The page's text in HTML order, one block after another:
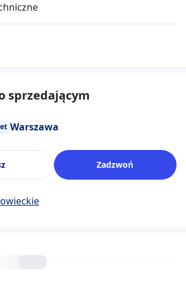
sprzedającym
Warszawa
Zadzwoń